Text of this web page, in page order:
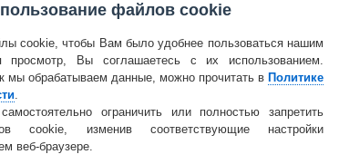
от дня к ночи и от
около полудня в летние
между 11 и 15 часами дня по
уровень УФ-радиации
при безоблачном небе, но
быть сильным, благодаря
рассеянные источники
до 90% УФ-лучей.
файлов cookie
cookie, чтобы Вам было удобнее пользоваться нашим
просмотр, Вы соглашаетесь с их использованием.
мы обрабатываем данные, можно прочитать в Политике
.
ограничить или полностью запретить
cookie, изменив соответствующие настройки
веб-браузере.